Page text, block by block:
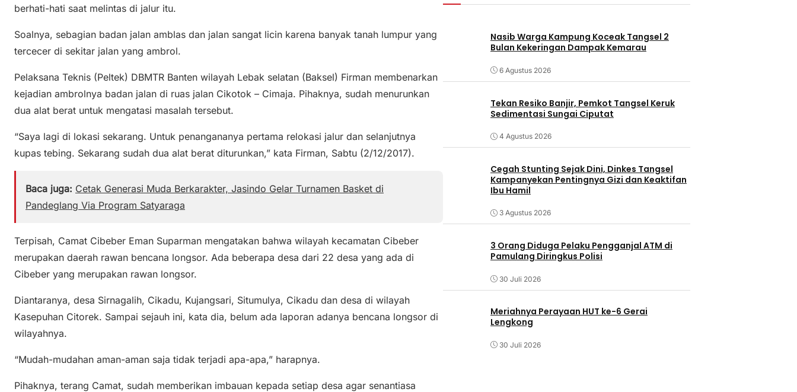
berhati-hati saat melintas di jalur itu.
Soalnya, sebagian badan jalan amblas dan jalan sangat licin karena banyak tanah lumpur yang
tercecer di sekitar jalan yang ambrol.
Pelaksana Teknis (Peltek) DBMTR Banten wilayah Lebak selatan (Baksel) Firman membenarkan
kejadian ambrolnya badan jalan di ruas jalan Cikotok – Cimaja. Pihaknya, sudah menurunkan
dua alat berat untuk mengatasi masalah tersebut.
“Saya lagi di lokasi sekarang. Untuk penangananya pertama relokasi jalur dan selanjutnya
kupas tebing. Sekarang sudah dua alat berat diturunkan,” kata Firman, Sabtu (2/12/2017).
Baca juga: Cetak Generasi Muda Berkarakter, Jasindo Gelar Turnamen Basket di
Pandeglang Via Program Satyaraga
Terpisah, Camat Cibeber Eman Suparman mengatakan bahwa wilayah kecamatan Cibeber
merupakan daerah rawan bencana longsor. Ada beberapa desa dari 22 desa yang ada di
Cibeber yang merupakan rawan longsor.
Diantaranya, desa Sirnagalih, Cikadu, Kujangsari, Situmulya, Cikadu dan desa di wilayah
Kasepuhan Citorek. Sampai sejauh ini, kata dia, belum ada laporan adanya bencana longsor di
wilayahnya.
“Mudah-mudahan aman-aman saja tidak terjadi apa-apa,” harapnya.
Pihaknya, terang Camat, sudah memberikan imbauan kepada setiap desa agar senantiasa
Nasib Warga Kampung Koceak Tangsel 2
Bulan Kekeringan Dampak Kemarau
6 Agustus 2026
Tekan Resiko Banjir, Pemkot Tangsel Keruk
Sedimentasi Sungai Ciputat
4 Agustus 2026
Cegah Stunting Sejak Dini, Dinkes Tangsel
Kampanyekan Pentingnya Gizi dan Keaktifan
Ibu Hamil
3 Agustus 2026
3 Orang Diduga Pelaku Pengganjal ATM di
Pamulang Diringkus Polisi
30 Juli 2026
Meriahnya Perayaan HUT ke-6 Gerai
Lengkong
30 Juli 2026